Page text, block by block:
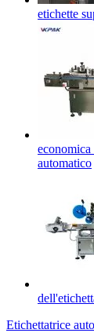
etichette
economica
automatico
Etichettatrice